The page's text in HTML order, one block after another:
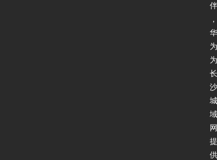
伴
，
华
为
为
长
沙
城
域
网
提
供